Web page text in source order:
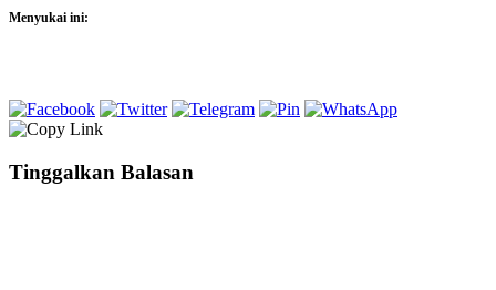
Menyukai ini:
Tinggalkan Balasan